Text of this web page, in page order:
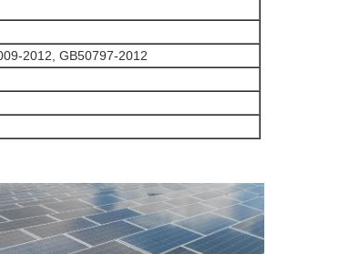
2012, GB50797-2012